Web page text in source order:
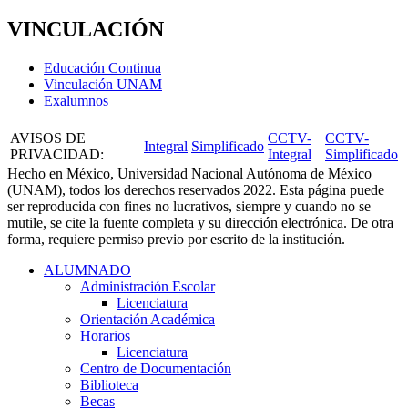
VINCULACIÓN
Educación Continua
Vinculación UNAM
Exalumnos
AVISOS DE
PRIVACIDAD:
Integral Simplificado
CCTV-
Integral
CCTV-
Simplificado
Hecho en México, Universidad Nacional Autónoma de México
(UNAM), todos los derechos reservados 2022. Esta página puede
ser reproducida con fines no lucrativos, siempre y cuando no se
mutile, se cite la fuente completa y su dirección electrónica. De otra
forma, requiere permiso previo por escrito de la institución.
ALUMNADO
Administración Escolar
Licenciatura
Orientación Académica​
Horarios
Licenciatura
Centro de Documentación
Biblioteca
Becas